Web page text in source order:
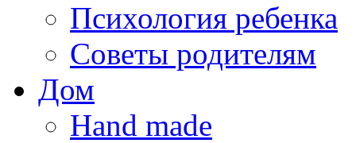
Психология ребенка
Советы родителям
Дом
Hand made